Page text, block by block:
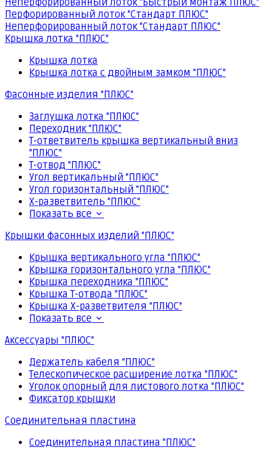
Неперфорированный лоток "Быстрый монтаж ПЛЮС"
Перфорированный лоток "Стандарт ПЛЮС"
Неперфорированный лоток "Стандарт ПЛЮС"
Крышка лотка "ПЛЮС"
Крышка лотка
Крышка лотка с двойным замком "ПЛЮС"
Фасонные изделия "ПЛЮС"
Заглушка лотка "ПЛЮС"
Переходник "ПЛЮС"
Т-ответвитель крышка вертикальный вниз
"ПЛЮС"
Т-отвод "ПЛЮС"
Угол вертикальный "ПЛЮС"
Угол горизонтальный "ПЛЮС"
Х-разветвитель "ПЛЮС"
Показать все
Крышки фасонных изделий "ПЛЮС"
Крышка вертикального угла "ПЛЮС"
Крышка горизонтального угла "ПЛЮС"
Крышка переходника "ПЛЮС"
Крышка Т-отвода "ПЛЮС"
Крышка Х-разветвителя "ПЛЮС"
Показать все
Аксессуары "ПЛЮС"
Держатель кабеля "ПЛЮС"
Телескопическое расширение лотка "ПЛЮС"
Уголок опорный для листового лотка "ПЛЮС"
Фиксатор крышки
Соединительная пластина
Соединительная пластина "ПЛЮС"